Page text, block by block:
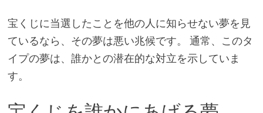
宝くじに当選したことを他の人に知らせない夢を見
ているなら、その夢は悪い兆候です。 通常、このタ
イプの夢は、誰かとの潜在的な対立を示していま
す。